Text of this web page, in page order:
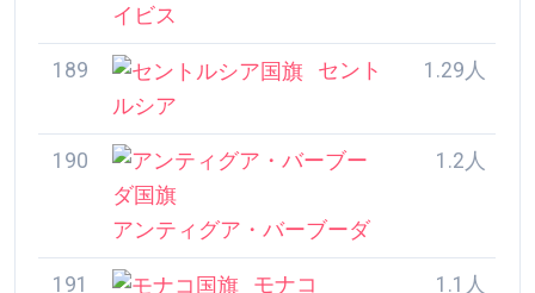
トンガ
188
セントクリストファ
ー・ネイビス
1.6人
189 セントルシア 1.29人
アンティグア・バー
ブーダ